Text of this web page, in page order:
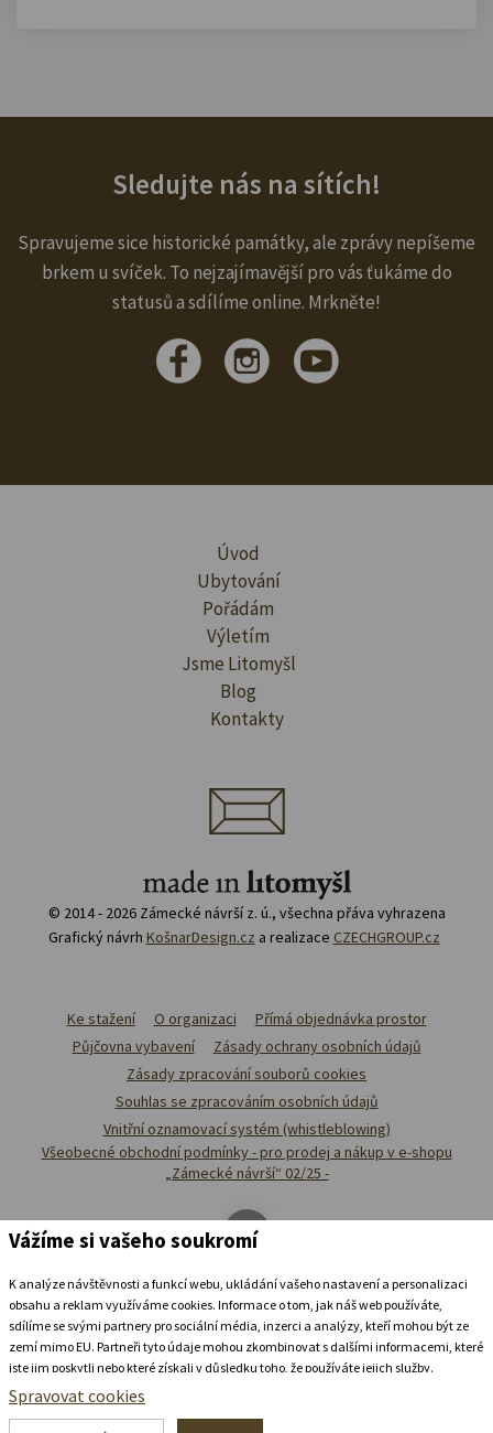
Ubytovat se v
Sledujte nás na sítích!
Spravujeme sice historické památky, ale zprávy nepíšeme
brkem u svíček. To nejzajímavější pro vás ťukáme do
statusů a sdílíme online. Mrkněte!
Úvod
Ubytování
Pořádám
Výletím
Jsme Litomyšl
Blog
Kontakty
© 2014 - 2026 Zámecké návrší z. ú., všechna přáva vyhrazena
Grafický návrh KošnarDesign.cz a realizace CZECHGROUP.cz
Ke stažení O organizaci
Přímá objednávka prostor
Půjčovna vybavení
Zásady ochrany osobních údajů
Zásady zpracování souborů cookies
Souhlas se zpracováním osobních údajů
Vnitřní oznamovací systém (whistleblowing)
Všeobecné obchodní podmínky - pro prodej a nákup v e-shopu
„Zámecké návrší“ 02/25 -
Vážíme si vašeho soukromí
K analýze návštěvnosti a funkcí webu, ukládání vašeho nastavení a personalizaci
obsahu a reklam využíváme cookies. Informace o tom, jak náš web používáte,
sdílíme se svými partnery pro sociální média, inzerci a analýzy, kteří mohou být ze
zemí mimo EU. Partneři tyto údaje mohou zkombinovat s dalšími informacemi, které
jste jim poskytli nebo které získali v důsledku toho, že používáte jejich služby.
Podrobné informace
Spravovat cookies